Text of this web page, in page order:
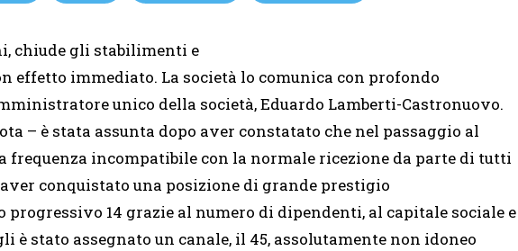
chiude gli stabilimenti e
effetto immediato. La società lo comunica con profondo
unico della società, Eduardo Lamberti-Castronuovo.
– è stata assunta dopo aver constatato che nel passaggio al
frequenza incompatibile con la normale ricezione da parte di tutti
conquistato una posizione di grande prestigio
progressivo 14 grazie al numero di dipendenti, al capitale sociale e
stato assegnato un canale, il 45, assolutamente non idoneo